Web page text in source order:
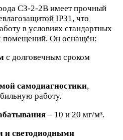
СЗ-2-2В имеет прочный
IP31, что
в условиях стандартных
Он оснащён:
с долговечным сроком
самодиагностики,
работу.
– 10 и 20 мг/м³.
и светодиодными